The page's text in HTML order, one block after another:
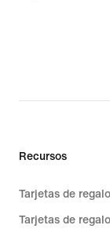
Recursos
Tarjetas de regalo
Tarjetas de